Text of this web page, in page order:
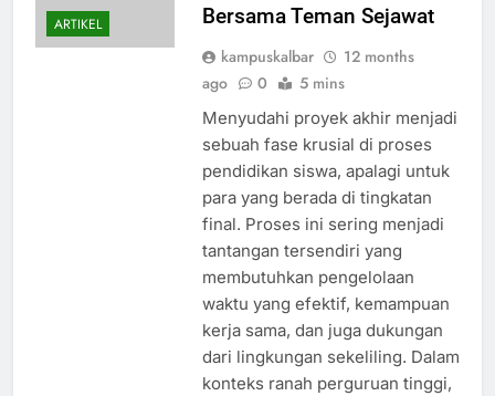
ARTIKEL Bersama Teman Sejawat
kampuskalbar
12 months
ago
0 5 mins
Menyudahi proyek akhir menjadi
sebuah fase krusial di proses
pendidikan siswa, apalagi untuk
para yang berada di tingkatan
final. Proses ini sering menjadi
tantangan tersendiri yang
membutuhkan pengelolaan
waktu yang efektif, kemampuan
kerja sama, dan juga dukungan
dari lingkungan sekeliling. Dalam
konteks ranah perguruan tinggi,